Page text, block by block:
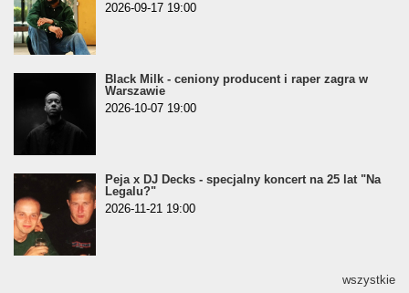
2026-09-17 19:00
Black Milk - ceniony producent i raper zagra w
Warszawie
2026-10-07 19:00
Peja x DJ Decks - specjalny koncert na 25 lat "Na
Legalu?"
2026-11-21 19:00
wszystkie